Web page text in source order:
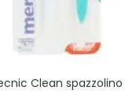
Clean spazzolino